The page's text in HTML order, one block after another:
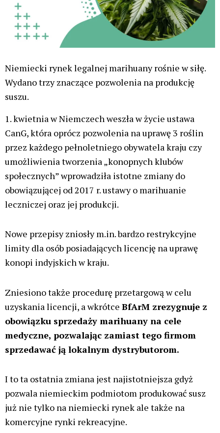
Sam rząd niemiecki spodziewa się, że w kraju
powstanie 100 obiektów do uprawy marihuany
leczniczej.
Federalny Instytut ds. Leków i Wyrobów Medycznych
(BfArM) wydał właśnie pierwsze trzy nowe licencje
na krajową uprawę konopi indyjskich.
że w tym roku ilość produktu uprawianego w
Niemczech wzrośnie co najmniej dwukrotnie
Są to nowe, zaktualizowane pozwolenia dla trzech
podmiotów, które otrzymały pozwolenia w roku
2019.
Europejska filia Aurory ogłosiła w zeszłym tygodniu ,
że otrzymała dwie licencje od BfArM na mocy
niedawno znowelizowanej ustawy o marihuanie
Jedna z licencji umożliwia firmie kontynuowanie
krajowej uprawy w dużym, posiadającym certyfikat
GMP zakładzie uprawowym w miejscowości Leuna,
w Saksonii-Anhalt. Jakiś czas temu redakcja
obiektu, materiał z wizyty na uprawach Aurory
znajdzieszT U T A J
Od 2021 r. zakład ten uprawia rocznie około 1000 kg